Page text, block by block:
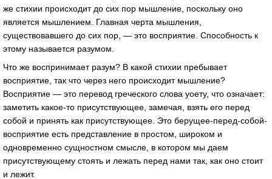
же стихии происходит до сих пор мышление, поскольку оно
является мышлением. Главная черта мышления,
существовавшего до сих пор, — это восприятие. Способность к
этому называется разумом.
Что же воспринимает разум? В какой стихии пребывает
восприятие, так что через него происходит мышление?
Восприятие — это перевод греческого слова уоету, что означает:
заметить какое-то присутствующее, замечая, взять его перед
собой и принять как присутствующее. Это берущее-перед-собой-
восприятие есть представление в простом, широком и
одновременно сущностном смысле, в котором мы даем
присутствующему стоять и лежать перед нами так, как оно стоит
и лежит.